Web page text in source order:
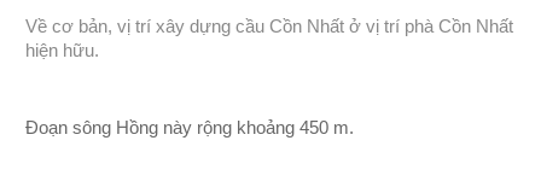
Về cơ bản, vị trí xây dựng cầu Cồn Nhất ở vị trí phà Cồn Nhất
hiện hữu.
Đoạn sông Hồng này rộng khoảng 450 m.